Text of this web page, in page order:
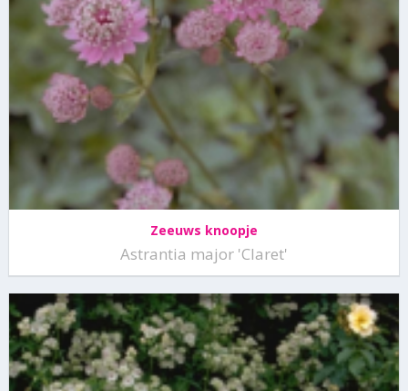
Zeeuws knoopje
Astrantia major 'Claret'